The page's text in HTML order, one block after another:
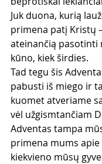
Juk duona, kurią
primena patį Kristų
ateinančią pasotinti
kūno, kiek širdies.
Tad tegu šis
pabusti iš miego ir
kuomet atveriame
vėl užgismtančiam
Adventas tampa
primena mums
kiekvieno mūsų